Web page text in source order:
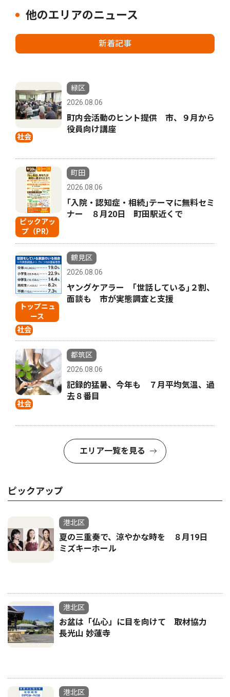
他のエリアのニュース
新着記事
社会
緑区
2026.08.06
町内会活動のヒント提供 市、９月から
役員向け講座
ピックアッ
プ（PR）
町田
2026.08.06
｢入院・認知症・相続｣テーマに無料セミ
ナー ８月20日 町田駅近くで
トップニュ
ース
社会
鶴見区
2026.08.06
ヤングケアラー ｢世話している｣２割、
面談も 市が実態調査と支援
社会
都筑区
2026.08.06
記録的猛暑、今年も ７月平均気温、過
去８番目
エリア一覧を見る
ピックアップ
港北区
夏の三重奏で、涼やかな時を ８月19日
ミズキーホール
港北区
お盆は「仏心」に目を向けて 取材協力
長光山 妙蓮寺
港北区